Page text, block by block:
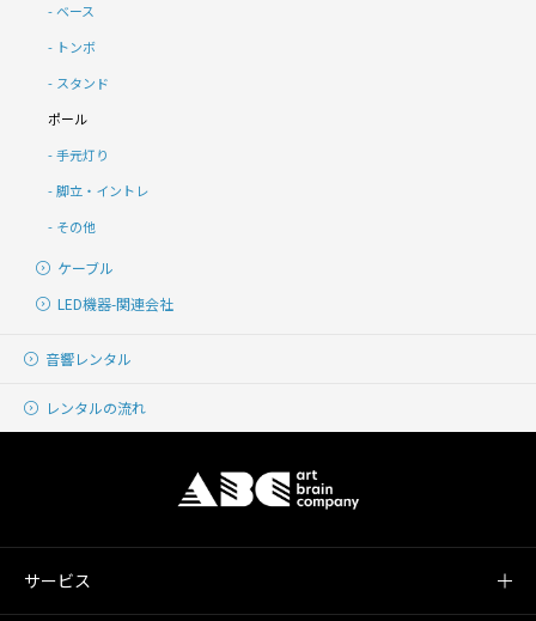
ベース
トンボ
スタンド
ポール
手元灯り
脚立・イントレ
その他
ケーブル
LED機器-関連会社
音響レンタル
レンタルの流れ
サービス